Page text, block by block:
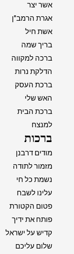
אשר יצר
אגרת הרמב"ן
אשת חיל
בריך שמה
ברכה למקווה
הדלקת נרות
ברכת העסק
האש שלי
ברכת הבית
למנצח
ברכות
מודים דרבנן
מזמור לתודה
נשמת כל חי
עלינו לשבח
פטום הקטורת
פותח את ידיך
קדיש על ישראל
שלום עליכם